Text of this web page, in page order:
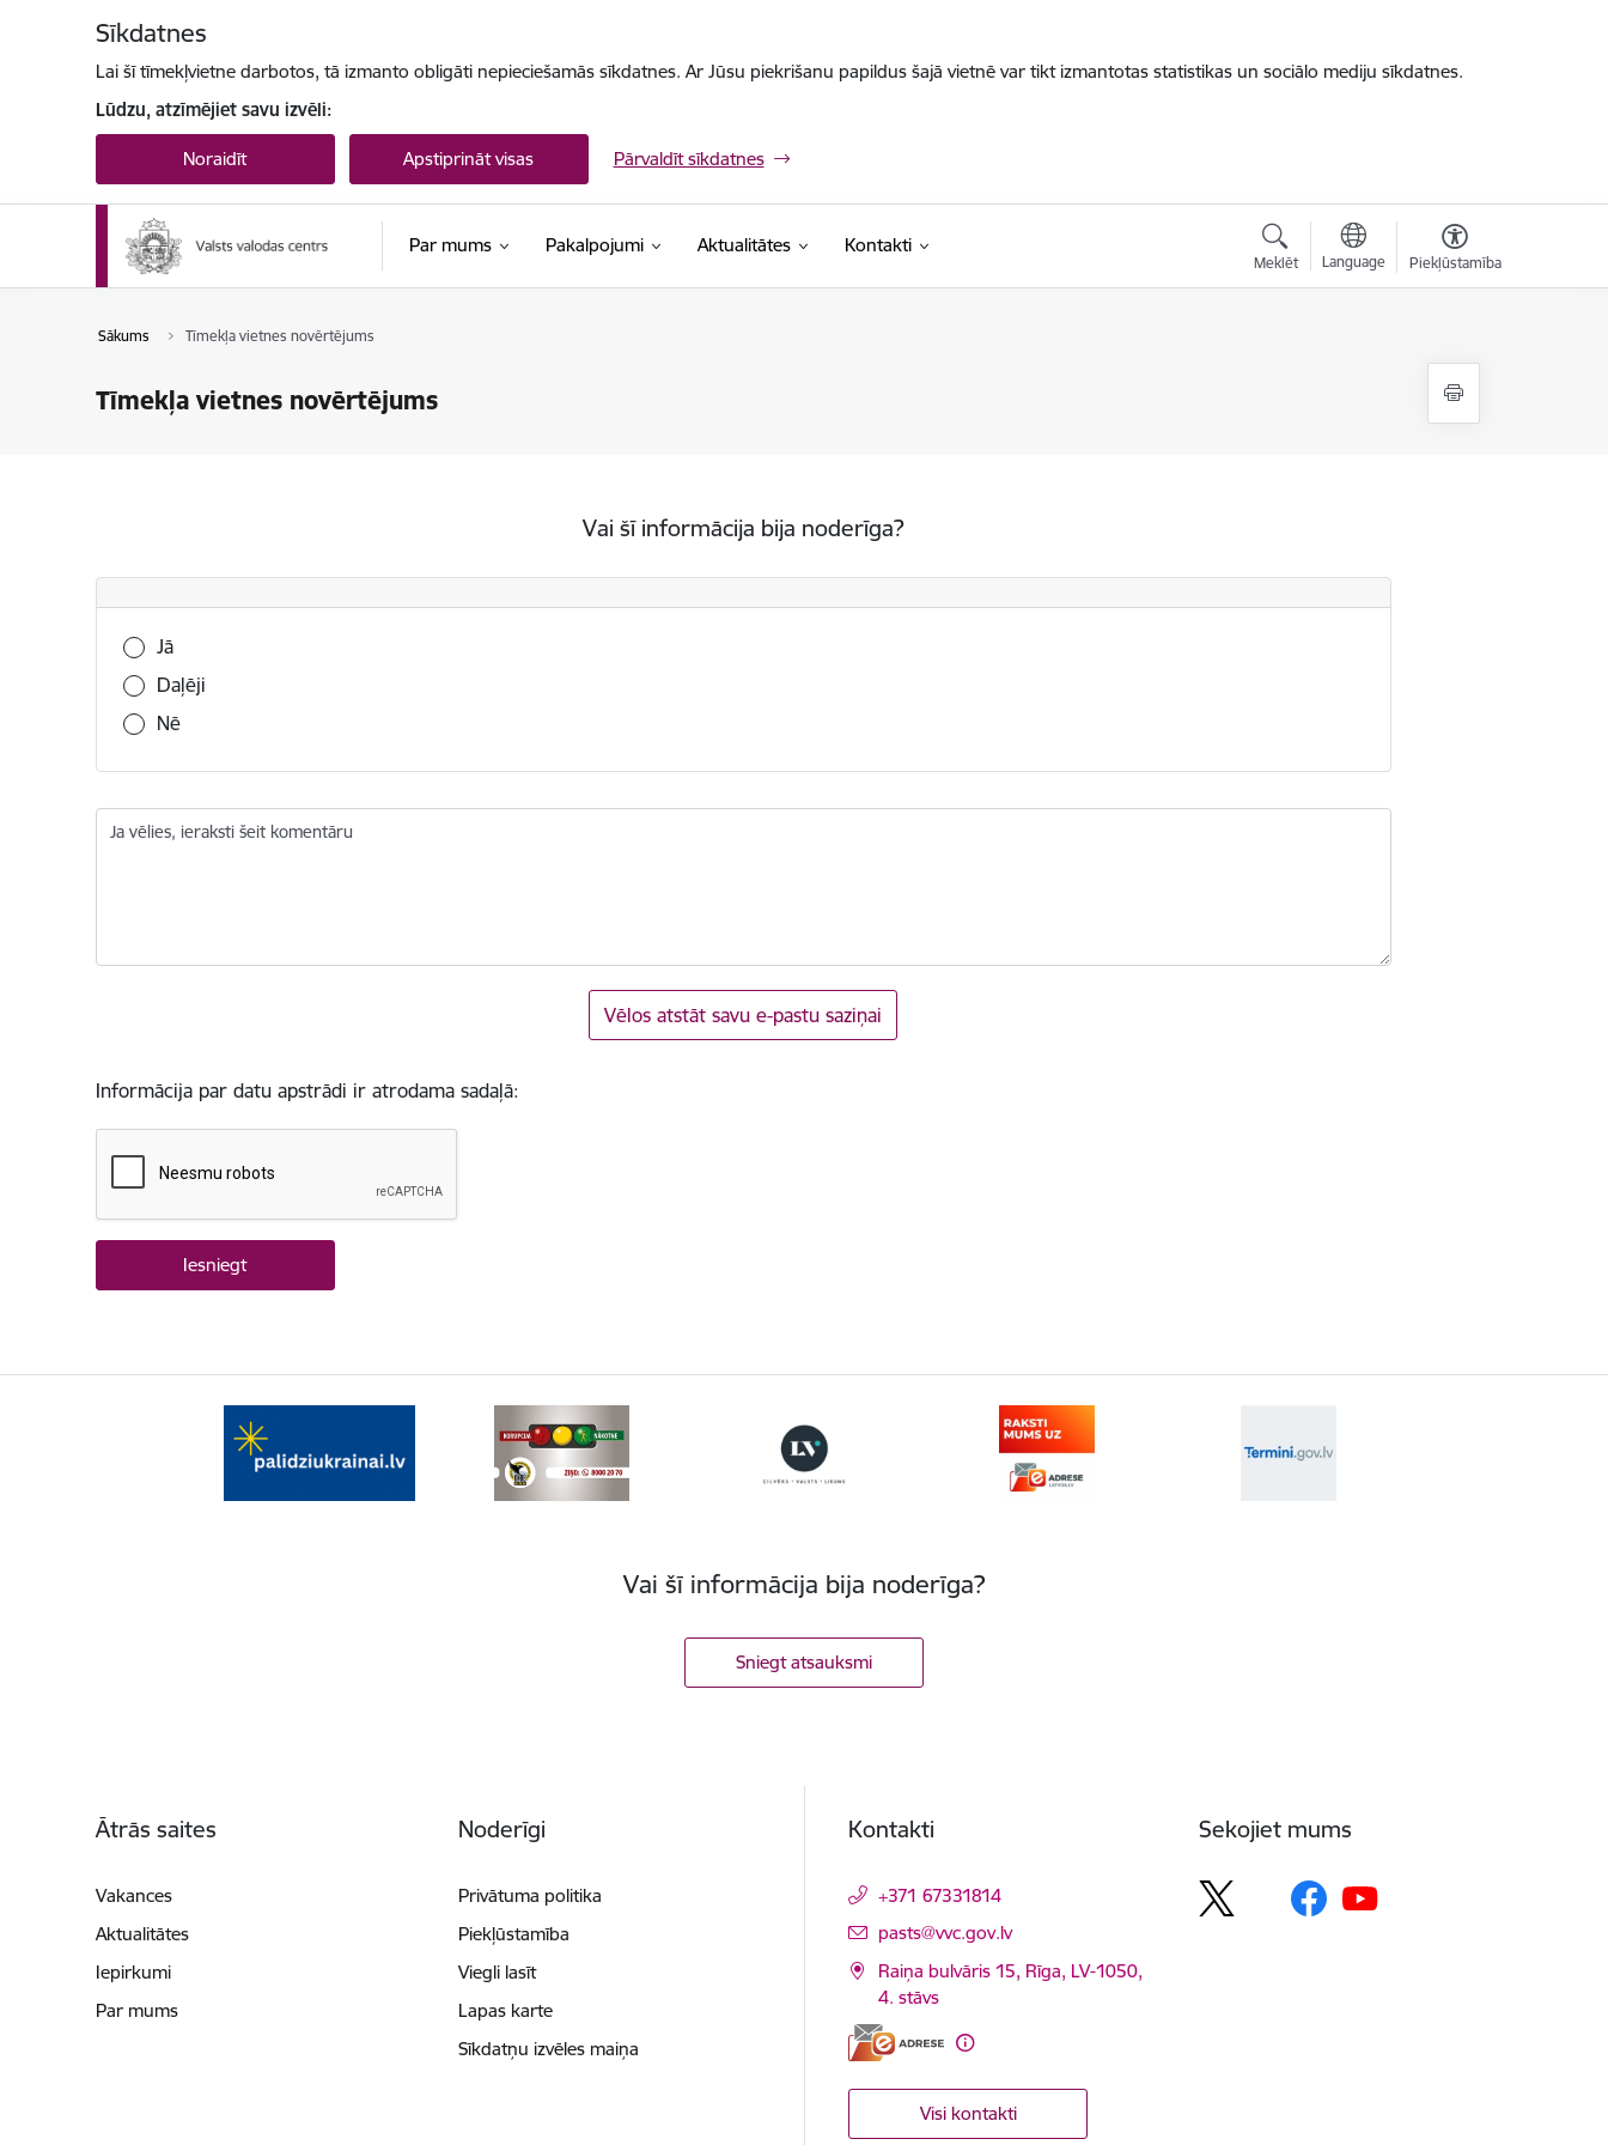
Sīkdatnes
Lai šī tīmekļvietne darbotos, tā izmanto obligāti nepieciešamās sīkdatnes. Ar Jūsu piekrišanu papildus šajā vietnē var tikt izmantotas statistikas un sociālo mediju sīkdatnes.
Lūdzu, atzīmējiet savu izvēli:
Noraidīt Apstiprināt visas Pārvaldīt sīkdatnes
Par mums Pakalpojumi Aktualitātes Kontakti
Meklēt Language Piekļūstamība
Sākums Tīmekļa vietnes novērtējums
Tīmekļa vietnes novērtējums
Vai šī informācija bija noderīga?
Vai šī informācija bija noderīga?
Jā
Daļēji
Nē
Ja vēlies, ieraksti šeit komentāru
Vēlos atstāt savu e-pastu saziņai
Informācija par datu apstrādi ir atrodama sadaļā:
Vai šī informācija bija noderīga?
Sniegt atsauksmi
Ātrās saites
Vakances
Aktualitātes
Iepirkumi
Par mums
Noderīgi
Privātuma politika
Piekļūstamība
Viegli lasīt
Lapas karte
Sīkdatņu izvēles maiņa
Kontakti
+371 67331814
E-pasts:
pasts@vvc.gov.lv
Raiņa bulvāris 15, Rīga, LV-1050,
4. stāvs
Visi kontakti
Sekojiet mums